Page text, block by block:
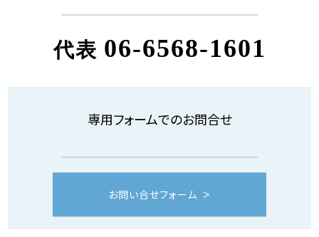
代表 06-6568-1601
専用フォームでのお問合せ
お問い合せフォーム